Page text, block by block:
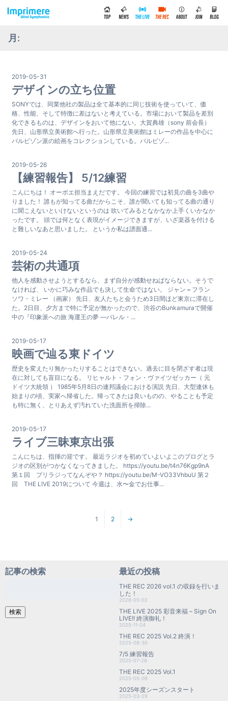
月:
2019-05-31
デザインの立ち位置
SONYでは、同業他社の製品は全て基本的に同じ技術を使っていて、価
格、性能、そして特徴に差はないと考えている。市場において製品を差別
化できるものは、デザインをおいて他にない。大賀典雄（sony 前会長）
先日、山形県立美術館へ行った。山形県立美術館はミレーの作品を中心に
バルビゾン派の絵画をコレクションしている。バルビゾ...
2019-05-26
【練習報告】 5/12練習
こんにちは！ オーボエ担当まえだです。 今回の練習では初見の曲を3曲や
りました！ 誰もが知ってる曲だからこそ、誰が聞いても知ってる曲の通り
に聞こえないといけないというのは 吹いてみるとなかなか上手くいかなか
ったです。 頭では何となく表現がイメージできますが、いざ楽器を付ける
と難しいなあと思いました。 というか私は譜面通...
2019-05-24
芸術の共通項
他人を感動させようとするなら、まず自分が感動せねばならない。そうで
なければ、 いかに巧みな作品でも決して生命ではない。 ジャン＝フラン
ソワ・ミレー （画家） 先日、友人たちと会うため3日間ほど東京に滞在し
た。2日目、夕方まで特に予定が無かったので、渋谷のBunkamuraで開催
中の『印象派への旅 海運王の夢 ―バレル・...
2019-05-17
映画で辿る東ドイツ
歴史を変えたり無かったりすることはできない。過去に目を閉ざす者は現
在に対しても盲目になる。 リヒャルト・フォン・ヴァイツゼッカー（ 元
ドイツ大統領 ） 1985年5月8日の連邦議会における演説 先日、大型連休も
始まりの頃、実家へ帰省した。帰ってきたは良いものの、やることも予定
も特に無く、とりあえず汚れていた洗面所を掃除...
2019-05-17
ライブ三昧東京出張
こんにちは、指揮の迎です。 最近ラジオを初めていよいよこのブログとラ
ジオの区別がつかなくなってきました。 https://youtu.be/t4n76Kgp9nA
第１回 プリラジってなんぞや？ https://youtu.be/M-VO33VhbuU 第２
回 THE LIVE 2019について 今週は、水〜金でお仕事...
1 2 →
記事の検索
検索
最近の投稿
THE REC 2026 vol.1 の収録を行いま
した！
2026-05-02
THE LIVE 2025 彩音来福 – Sign On
LIVE!! 終演御礼！
2025-11-24
THE REC 2025 Vol.2 終演！
2025-08-30
7/5 練習報告
2025-07-26
THE REC 2025 Vol.1
2025-05-09
2025年度シーズンスタート
2025-03-29